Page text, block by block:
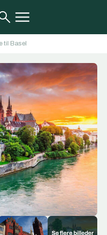
til Basel